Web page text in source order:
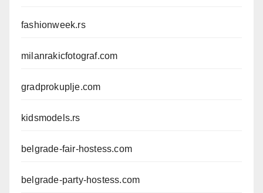
fashionweek.rs
milanrakicfotograf.com
gradprokuplje.com
kidsmodels.rs
belgrade-fair-hostess.com
belgrade-party-hostess.com